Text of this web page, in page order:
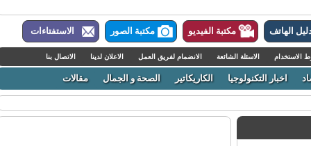
الهاتف مكتبة الفيديو مكتبة الصور الاستفتاءات
الاسئلة الشائعة الانضمام لفريق العمل الاعلان لدينا الاتصال بنا
اخبار التكنولوجيا الكاريكاتير الصحة و الجمال مقالات